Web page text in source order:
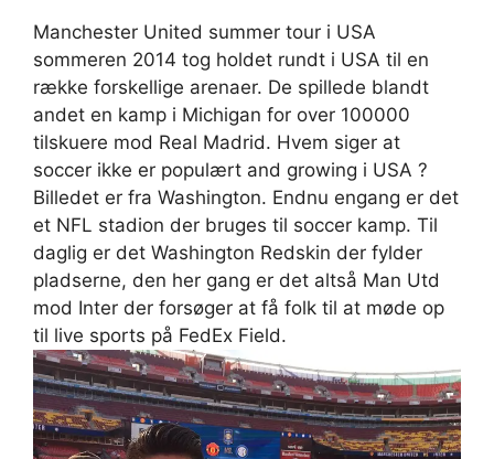
Manchester United summer tour i USA
sommeren 2014 tog holdet rundt i USA til en
række forskellige arenaer. De spillede blandt
andet en kamp i Michigan for over 100000
tilskuere mod Real Madrid. Hvem siger at
soccer ikke er populært and growing i USA ?
Billedet er fra Washington. Endnu engang er det
et NFL stadion der bruges til soccer kamp. Til
daglig er det Washington Redskin der fylder
pladserne, den her gang er det altså Man Utd
mod Inter der forsøger at få folk til at møde op
til live sports på FedEx Field.